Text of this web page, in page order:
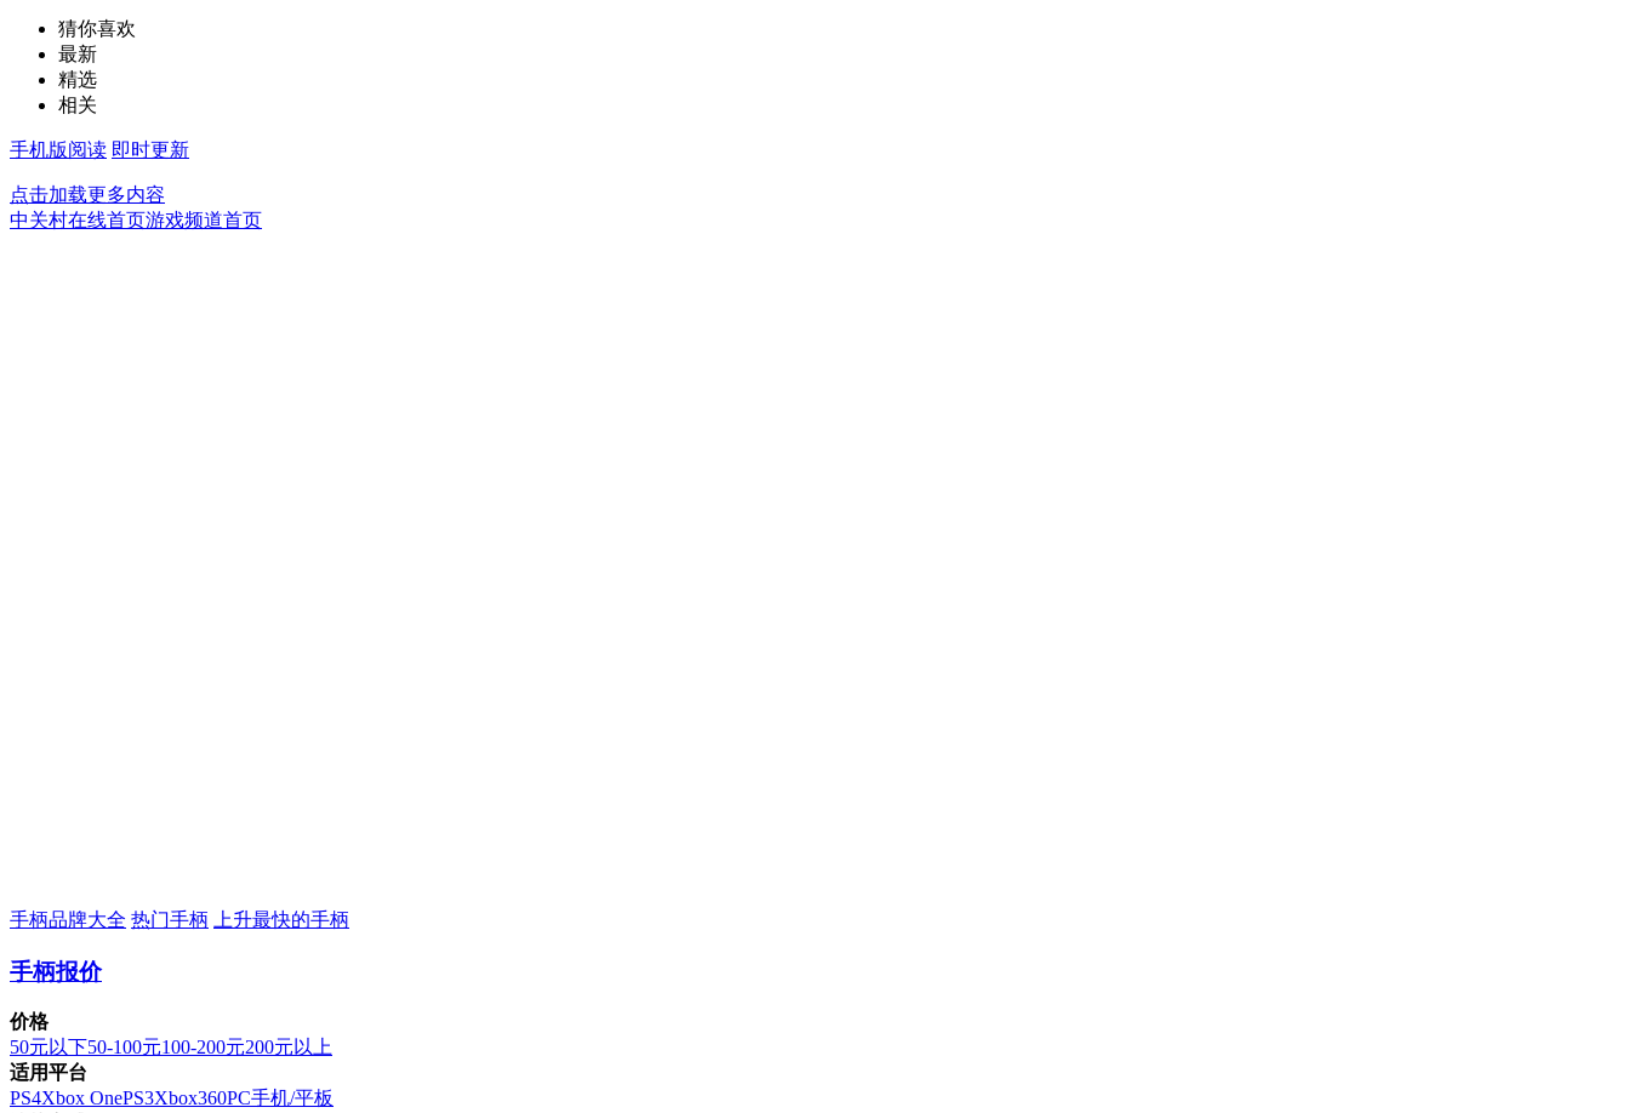
猜你喜欢
最新
精选
相关
手机版阅读 即时更新
点击加载更多内容
中关村在线首页游戏频道首页
手柄品牌大全 热门手柄 上升最快的手柄
手柄报价
价格
50元以下50-100元100-200元200元以上
适用平台
PS4Xbox OnePS3Xbox360PC手机/平板